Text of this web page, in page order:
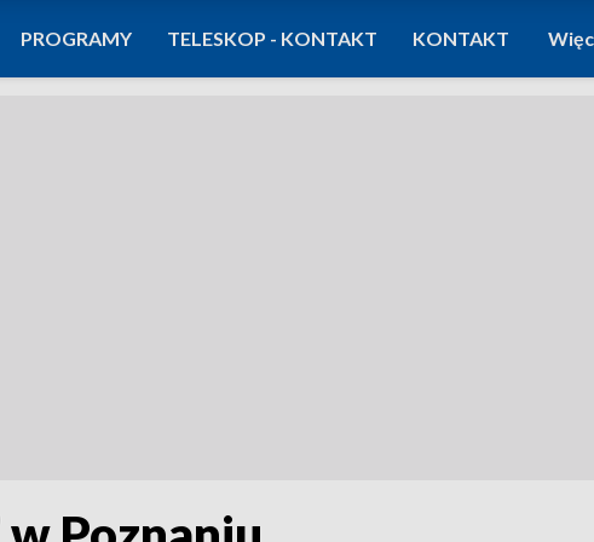
PROGRAMY TELESKOP - KONTAKT KONTAKT